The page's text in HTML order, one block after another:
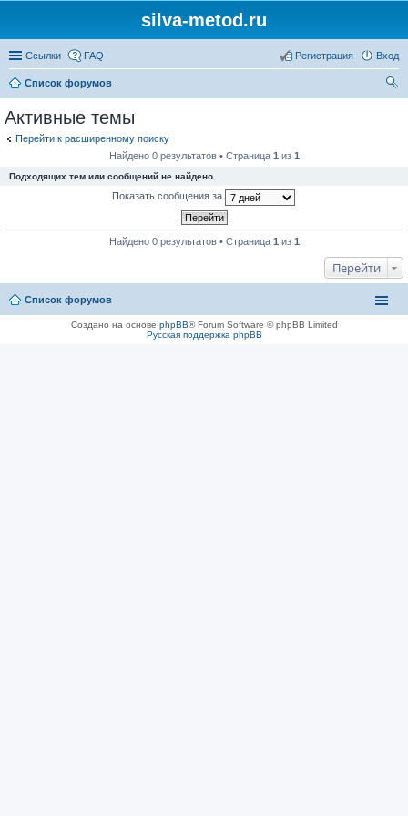
silva-metod.ru
Ссылки FAQ Вход
Регистрация
Список форумов
Активные темы
Перейти к расширенному поиску
Найдено 0 результатов • Страница 1 из 1
Подходящих тем или сообщений не найдено.
Показать сообщения за
Найдено 0 результатов • Страница 1 из 1
Перейти
Список форумов
Создано на основе phpBB® Forum Software © phpBB Limited
Русская поддержка phpBB